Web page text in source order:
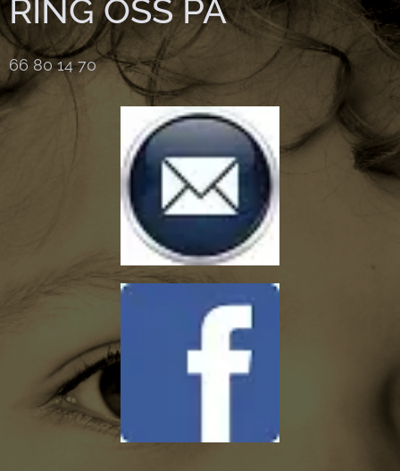
RING OSS PÅ
66 80 14 70